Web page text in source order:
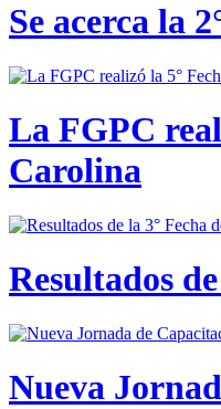
Se acerca la
La FGPC
Carolina
Resultados
Nueva